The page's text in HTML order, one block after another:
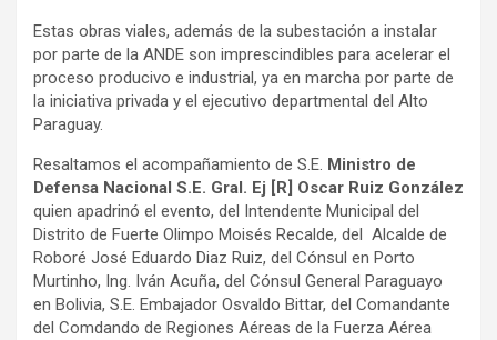
Estas obras viales, además de la subestación a instalar
por parte de la ANDE son imprescindibles para acelerar el
proceso producivo e industrial, ya en marcha por parte de
la iniciativa privada y el ejecutivo departmental del Alto
Paraguay.
Resaltamos el acompañamiento de S.E. Ministro de
Defensa Nacional S.E. Gral. Ej [R] Oscar Ruiz González
quien apadrinó el evento, del Intendente Municipal del
Distrito de Fuerte Olimpo Moisés Recalde, del Alcalde de
Roboré José Eduardo Diaz Ruiz, del Cónsul en Porto
Murtinho, Ing. Iván Acuña, del Cónsul General Paraguayo
en Bolivia, S.E. Embajador Osvaldo Bittar, del Comandante
del Comdando de Regiones Aéreas de la Fuerza Aérea